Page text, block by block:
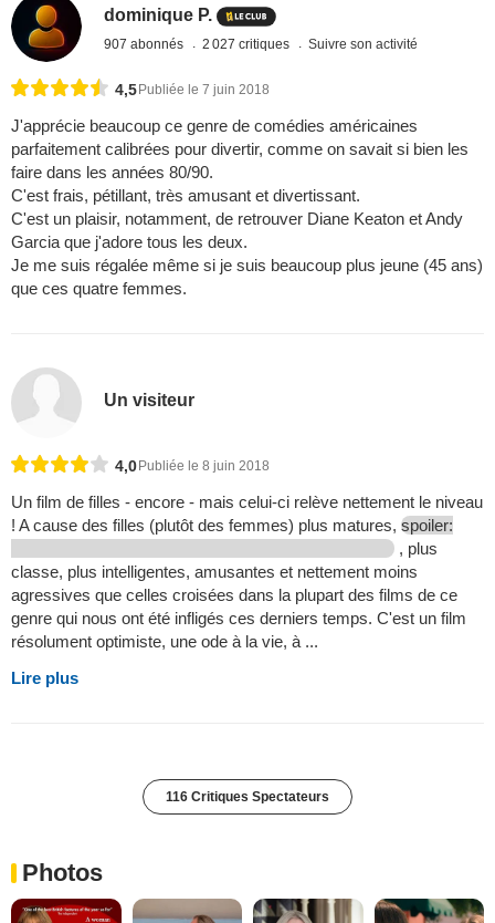
dominique P.
907 abonnés 2 027 critiques Suivre son activité
4,5Publiée le 7 juin 2018
J'apprécie beaucoup ce genre de comédies américaines
parfaitement calibrées pour divertir, comme on savait si bien les
faire dans les années 80/90.
C'est frais, pétillant, très amusant et divertissant.
C'est un plaisir, notamment, de retrouver Diane Keaton et Andy
Garcia que j'adore tous les deux.
Je me suis régalée même si je suis beaucoup plus jeune (45 ans)
que ces quatre femmes.
Un visiteur
4,0 Publiée le 8 juin 2018
Un film de filles - encore - mais celui-ci relève nettement le niveau
! A cause des filles (plutôt des femmes) plus matures, spoiler:
, plus
classe, plus intelligentes, amusantes et nettement moins
agressives que celles croisées dans la plupart des films de ce
genre qui nous ont été infligés ces derniers temps. C'est un film
résolument optimiste, une ode à la vie, à ...
Lire plus
116 Critiques Spectateurs
Photos